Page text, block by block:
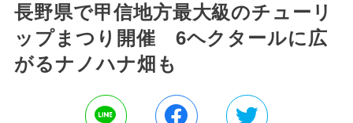
長野県で甲信地方最大級のチューリ
ップまつり開催 6ヘクタールに広
がるナノハナ畑も